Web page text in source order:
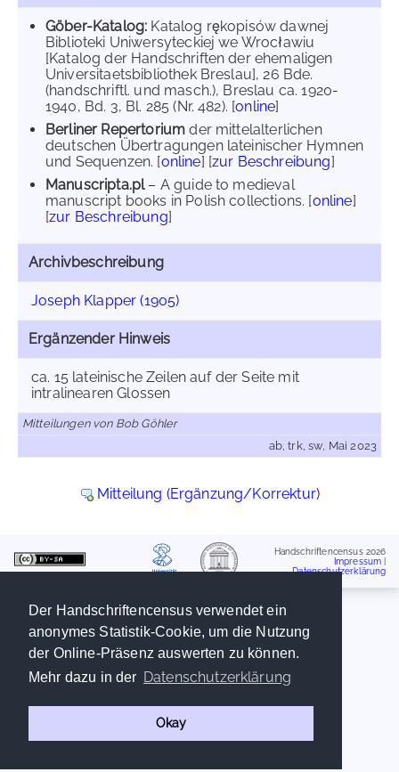
Der Handschriftencensus verwendet ein
anonymes Statistik-Cookie, um die Nutzung
der Online-Präsenz auswerten zu können.
Mehr dazu in der Datenschutzerklärung
Okay
Göber-Katalog: Katalog rękopisów dawnej
Biblioteki Uniwersyteckiej we Wrocławiu
[Katalog der Handschriften der ehemaligen
Universitaetsbibliothek Breslau], 26 Bde.
(handschriftl. und masch.), Breslau ca. 1920-
1940, Bd. 3, Bl. 285 (Nr. 482). [online]
Berliner Repertorium der mittelalterlichen
deutschen Übertragungen lateinischer Hymnen
und Sequenzen. [online] [zur Beschreibung]
Manuscripta.pl – A guide to medieval
manuscript books in Polish collections. [online]
[zur Beschreibung]
Archivbeschreibung
Joseph Klapper (1905)
Ergänzender Hinweis
ca. 15 lateinische Zeilen auf der Seite mit
intralinearen Glossen
Mitteilungen von Bob Göhler
ab, trk, sw, Mai 2023
Mitteilung (Ergänzung/Korrektur)
Handschriftencensus 2026
Impressum
Datenschutzerklärung